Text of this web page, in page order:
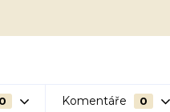
0 Komentáře 0